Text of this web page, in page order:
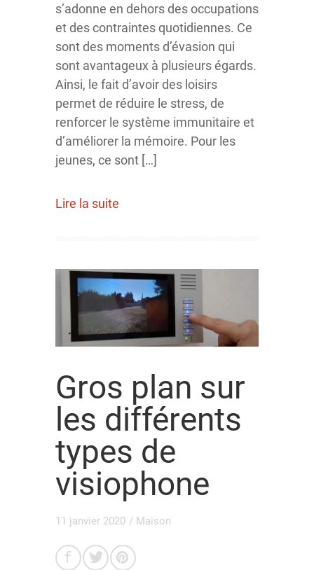
s’adonne en dehors des occupations
et des contraintes quotidiennes. Ce
sont des moments d’évasion qui
sont avantageux à plusieurs égards.
Ainsi, le fait d’avoir des loisirs
permet de réduire le stress, de
renforcer le système immunitaire et
d’améliorer la mémoire. Pour les
jeunes, ce sont […]
Lire la suite
Gros plan sur
les différents
types de
visiophone
11 janvier 2020 / Maison